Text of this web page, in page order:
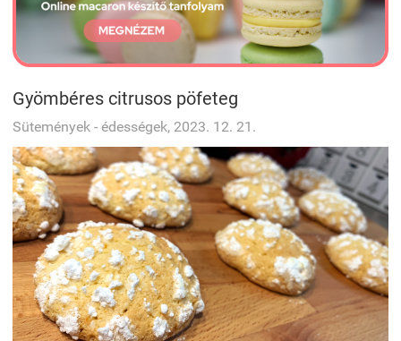
Gyömbéres citrusos pöfeteg
Sütemények - édességek, 2023. 12. 21.